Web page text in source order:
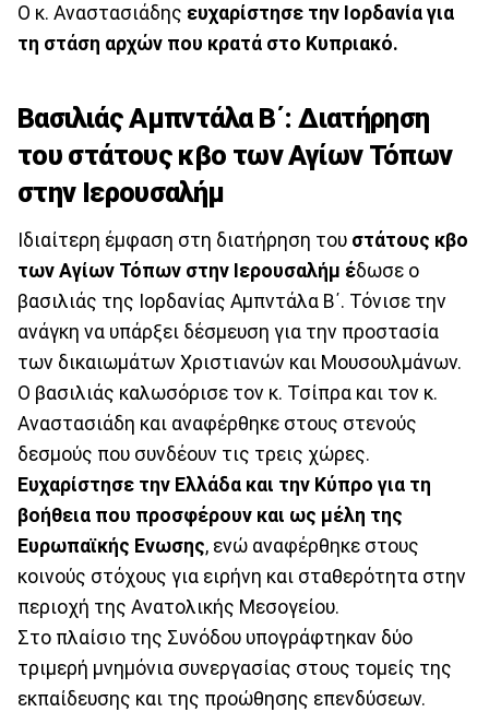
Ο κ. Αναστασιάδης ευχαρίστησε την Ιορδανία για
τη στάση αρχών που κρατά στο Κυπριακό.
Βασιλιάς Αμπντάλα Β΄: Διατήρηση
του στάτους κβο των Αγίων Τόπων
στην Ιερουσαλήμ
Ιδιαίτερη έμφαση στη διατήρηση του στάτους κβο
των Αγίων Τόπων στην Ιερουσαλήμ έδωσε ο
βασιλιάς της Ιορδανίας Αμπντάλα Β΄. Τόνισε την
ανάγκη να υπάρξει δέσμευση για την προστασία
των δικαιωμάτων Χριστιανών και Μουσουλμάνων.
Ο βασιλιάς καλωσόρισε τον κ. Τσίπρα και τον κ.
Αναστασιάδη και αναφέρθηκε στους στενούς
δεσμούς που συνδέουν τις τρεις χώρες.
Ευχαρίστησε την Ελλάδα και την Κύπρο για τη
βοήθεια που προσφέρουν και ως μέλη της
Ευρωπαϊκής Ενωσης, ενώ αναφέρθηκε στους
κοινούς στόχους για ειρήνη και σταθερότητα στην
περιοχή της Ανατολικής Μεσογείου.
Στο πλαίσιο της Συνόδου υπογράφτηκαν δύο
τριμερή μνημόνια συνεργασίας στους τομείς της
εκπαίδευσης και της προώθησης επενδύσεων.